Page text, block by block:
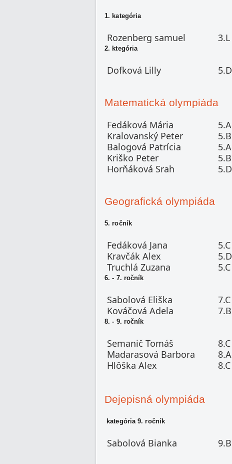
1. kategória
Rozenberg samuel 3.L
2. ktegória
Dofková Lilly 5.D
Matematická olympiáda
Fedáková Mária 5.A
Kralovanský Peter
5.B
Balogová Patrícia
5.A
Kriško Peter
5.B
Horňáková Srah
5.D
Geografická olympiáda
5. ročník
Fedáková Jana 5.C
Kravčák Alex
5.D
Truchlá Zuzana
5.C
6. - 7. ročník
Sabolová Eliška 7.C
Kováčová Adela
7.B
8. - 9. ročník
Semanič Tomáš 8.C
Madarasová Barbora
8.A
Hlôška Alex
8.C
Dejepisná olympiáda
kategória 9. ročník
Sabolová Bianka 9.B